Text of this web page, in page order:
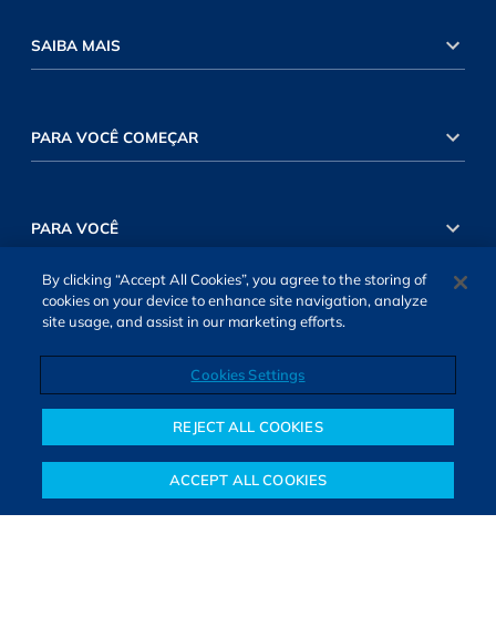
Notícias Colunistas Objetivos financeiros Investimentos Mais
SAIBA MAIS
PARA VOCÊ COMEÇAR
PARA VOCÊ
INVESTIMENTOS RENDA VARIÁVEL
INVESTIMENTOS RENDA FIXA
By clicking “Accept All Cookies”, you agree to the storing of
cookies on your device to enhance site navigation, analyze
site usage, and assist in our marketing efforts.
Cookies Settings
REJECT ALL COOKIES
ACCEPT ALL COOKIES